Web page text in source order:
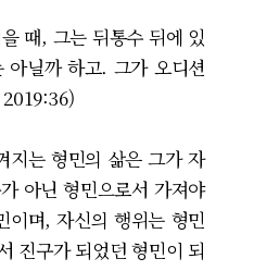
때, 그는 뒤통수 뒤에 있
닐까 하고. 그가 오디션
지는 형민의 삶은 그가 자
아닌 형민으로서 가져야
이며, 자신의 행위는 형민
진구가 되었던 형민이 되